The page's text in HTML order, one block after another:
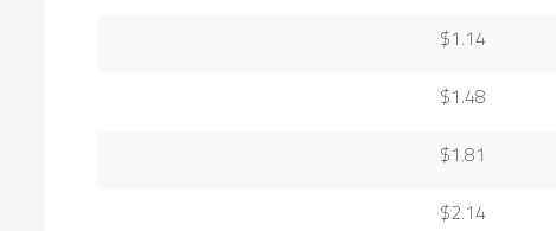
$1.14
$1.48
$1.81
$2.14